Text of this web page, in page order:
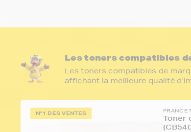
Les toners compatibles
Les toners compatibles de
affichant la meilleure qualité
N°1 DES VENTES FRANCE
Toner